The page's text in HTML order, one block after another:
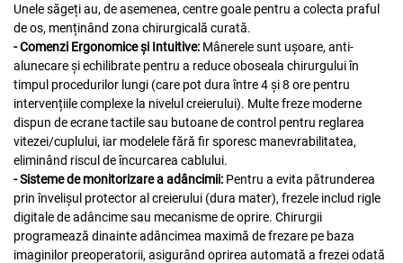
Unele săgeți au, de asemenea, centre goale pentru a colecta praful
de os, menținând zona chirurgicală curată.
- Comenzi Ergonomice și Intuitive: Mânerele sunt ușoare, anti-
alunecare și echilibrate pentru a reduce oboseala chirurgului în
timpul procedurilor lungi (care pot dura între 4 și 8 ore pentru
intervențiile complexe la nivelul creierului). Multe freze moderne
dispun de ecrane tactile sau butoane de control pentru reglarea
vitezei/cuplului, iar modelele fără fir sporesc manevrabilitatea,
eliminând riscul de încurcarea cablului.
- Sisteme de monitorizare a adâncimii: Pentru a evita pătrunderea
prin învelișul protector al creierului (dura mater), frezele includ rigle
digitale de adâncime sau mecanisme de oprire. Chirurgii
programează dinainte adâncimea maximă de frezare pe baza
imaginilor preoperatorii, asigurând oprirea automată a frezei odată